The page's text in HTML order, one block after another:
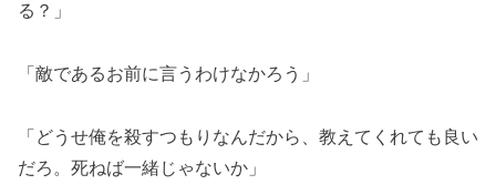
る？」
「敵であるお前に言うわけなかろう」
「どうせ俺を殺すつもりなんだから、教えてくれても良い
だろ。死ねば一緒じゃないか」